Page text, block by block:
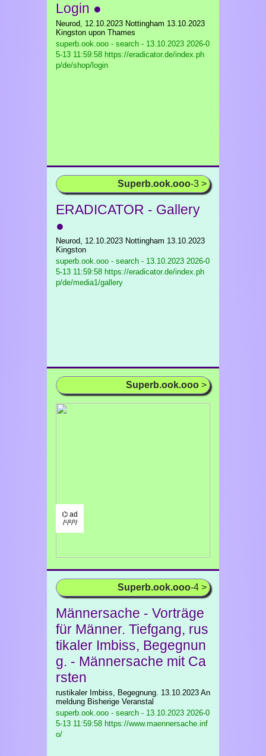
Login ●
Neurod, 12.10.2023 Nottingham 13.10.2023
Kingston upon Thames
superb.ook.ooo - search - 13.10.2023 2026-0
5-13 11:59:58 https://eradicator.de/index.ph
p/de/shop/login
Superb.ook.ooo-3 >
ERADICATOR - Gallery
●
Neurod, 12.10.2023 Nottingham 13.10.2023
Kingston
superb.ook.ooo - search - 13.10.2023 2026-0
5-13 11:59:58 https://eradicator.de/index.ph
p/de/media1/gallery
Superb.ook.ooo >
⌬ ad
/¹/²/³/
Superb.ook.ooo-4 >
Männersache - Vorträge
für Männer. Tiefgang, rus
tikaler Imbiss, Begegnun
g. - Männersache mit Ca
rsten
rustikaler Imbiss, Begegnung. 13.10.2023 An
meldung Bisherige Veranstal
superb.ook.ooo - search - 13.10.2023 2026-0
5-13 11:59:58 https://www.maennersache.inf
o/